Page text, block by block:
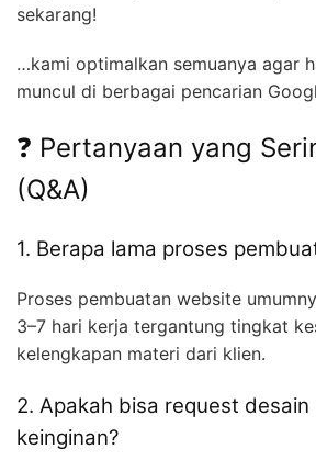
sekarang!
…kami optimalkan semuanya agar
muncul di berbagai pencarian
❓ Pertanyaan yang
(Q&A)
1. Berapa lama proses
Proses pembuatan website
3–7 hari kerja tergantung tingkat
kelengkapan materi dari klien.
2. Apakah bisa request desain
keinginan?